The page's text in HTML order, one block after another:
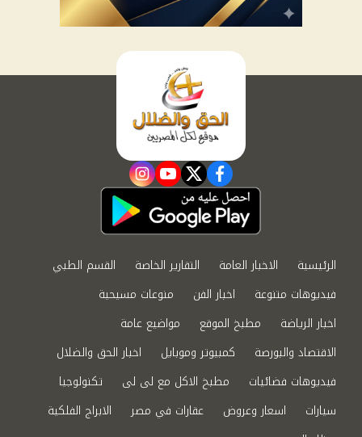
facebook
twitter
youtube
instagram
الرئيسية الاخبار العامة التقارير الخاصة
القسم الطبي
فيديوهات متنوعة
اخبار الفن
منوعات مسيحية
اخبار الرياضة
مطبخ الموقع
مواضيع عامة
الاقتصاد والبورصة
كمبيوتر وموبايل
اخبار الحق والضلال
فيديوهات فضائيات
مطبخ الاكل مع لى لى
تكنولوجيا
سيارات
اسعار وعروض عقارات في مصر
الابراج الفلكية